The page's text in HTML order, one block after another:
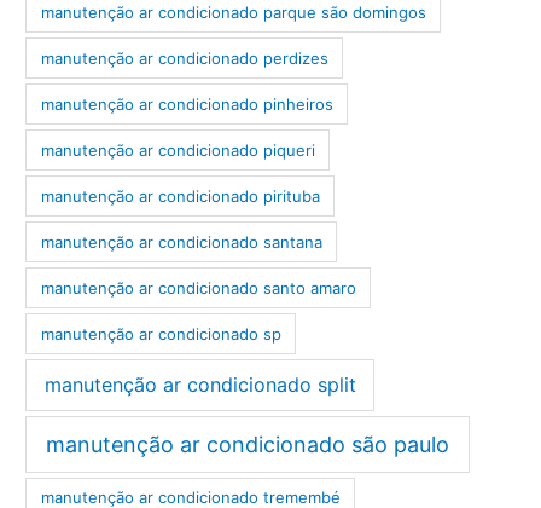
manutenção ar condicionado parque são domingos
manutenção ar condicionado perdizes
manutenção ar condicionado pinheiros
manutenção ar condicionado piqueri
manutenção ar condicionado pirituba
manutenção ar condicionado santana
manutenção ar condicionado santo amaro
manutenção ar condicionado sp
manutenção ar condicionado split
manutenção ar condicionado são paulo
manutenção ar condicionado tremembé